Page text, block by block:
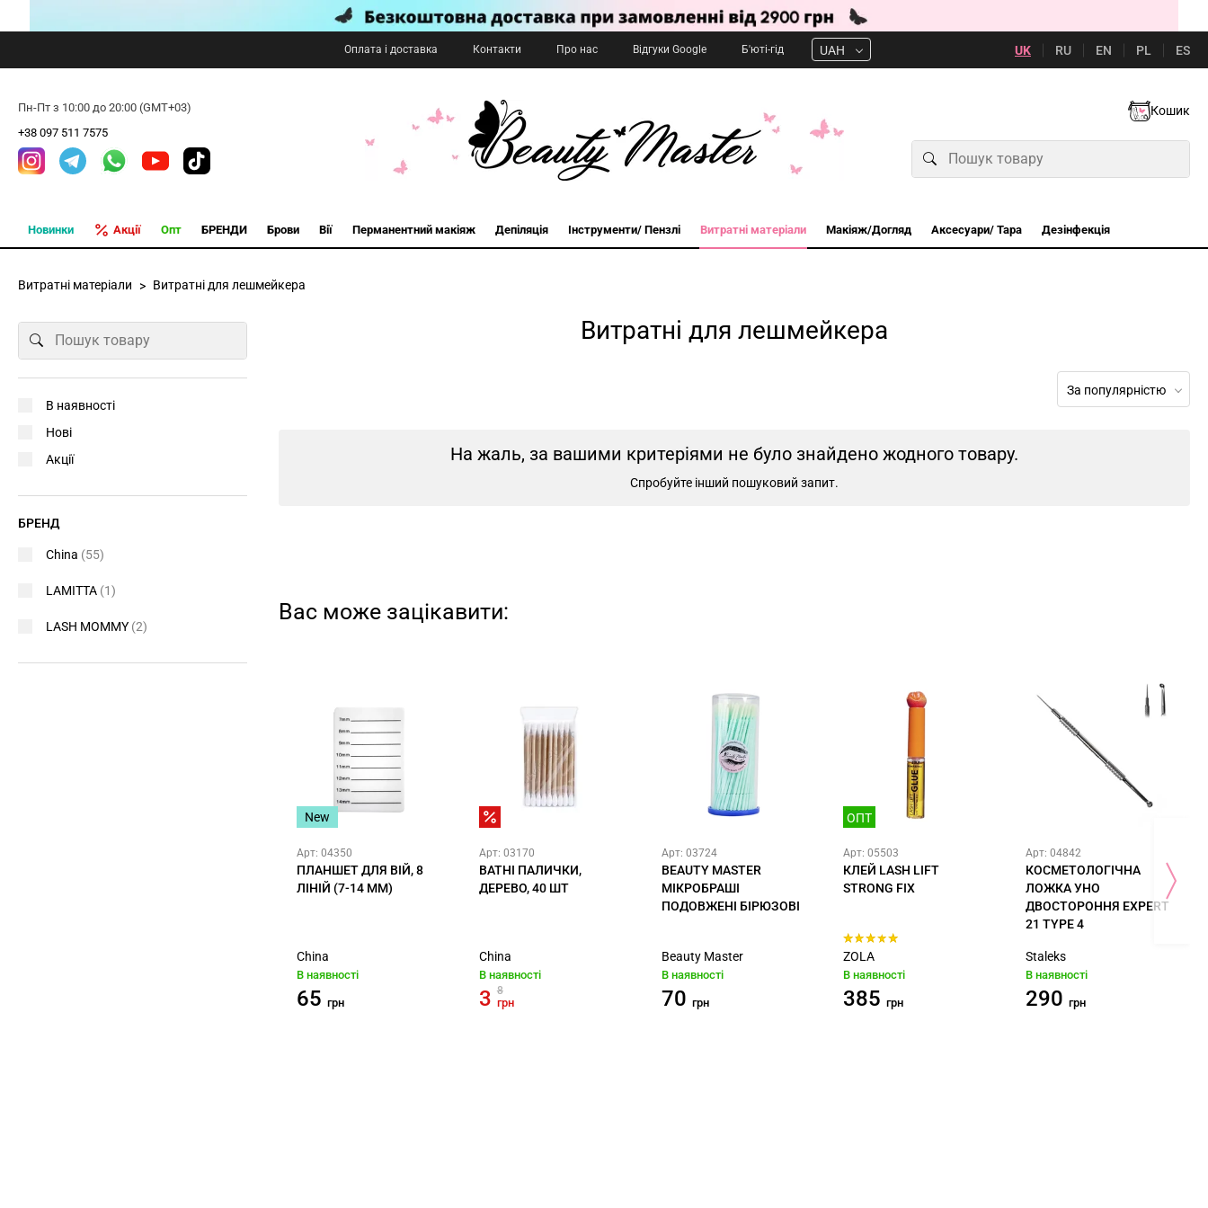
Оплата і доставка Контакти Про нас Відгуки Google Б'юті-гід UAH UK RU EN PL ES
Пн-Пт з 10:00 до 20:00 (GMT+03)
+38 097 511 7575
Кошик
Новинки Акції Опт БРЕНДИ Брови Вії Перманентний макіяж Депіляція Інструменти/ Пензлі Витратні матеріали Макіяж/Догляд Аксесуари/ Тара Дезінфекція
Витратні матеріали Витратні для лешмейкера
Витратні для лешмейкера
За популярністю
На жаль, за вашими критеріями не було знайдено жодного товару.
Спробуйте інший пошуковий запит.
Вас може зацікавити:
New
Арт: 04350
ПЛАНШЕТ ДЛЯ ВІЙ, 8
ЛІНІЙ (7-14 ММ)
China
В наявності
65 грн
Арт: 03170
ВАТНІ ПАЛИЧКИ,
ДЕРЕВО, 40 ШТ
China
В наявності
3 8
грн
Арт: 03724
BEAUTY MASTER
МІКРОБРАШІ
ПОДОВЖЕНІ БІРЮЗОВІ
Beauty Master
В наявності
70 грн
ОПТ
Арт: 05503
КЛЕЙ LASH LIFT
STRONG FIX
ZOLA
В наявності
385 грн
Арт: 04842
КОСМЕТОЛОГІЧНА
ЛОЖКА УНО
ДВОСТОРОННЯ EXPERT
21 TYPE 4
Staleks
В наявності
290 грн
В наявності
Нові
Акції
БРЕНД
China (55)
LAMITTA (1)
LASH MOMMY (2)